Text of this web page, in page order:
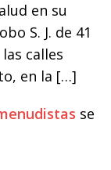
en su
S. J. de 41
calles
en la […]
se